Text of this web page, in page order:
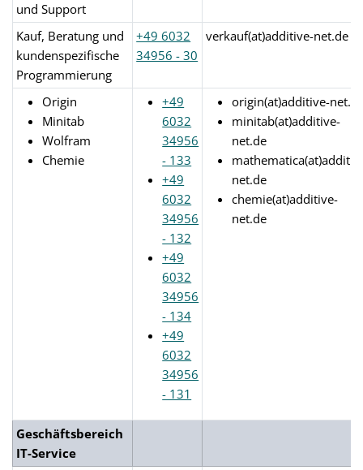
und Support
Kauf, Beratung und
kundenspezifische
Programmierung
+49 6032
34956 - 30
verkauf(at)additive-net.de
Origin
Minitab
Wolfram
Chemie
+49
6032
34956
- 133
+49
6032
34956
- 132
+49
6032
34956
- 134
+49
6032
34956
- 131
origin(at)additive-
minitab(at)additive-
net.de
net.de
chemie(at)additive-
net.de
Geschäftsbereich
IT-Service